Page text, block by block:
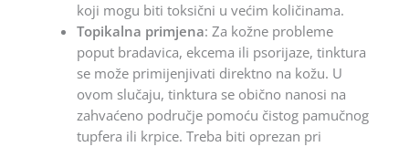
koji mogu biti toksični u većim količinama.
Topikalna primjena: Za kožne probleme
poput bradavica, ekcema ili psorijaze, tinktura
se može primijenjivati direktno na kožu. U
ovom slučaju, tinktura se obično nanosi na
zahvaćeno područje pomoću čistog pamučnog
tupfera ili krpice. Treba biti oprezan pri